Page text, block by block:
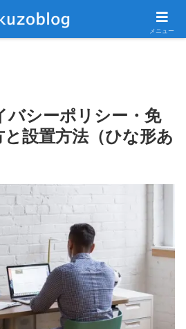
広告が含まれています
バシーポリシー・免
設置方法（ひな形あ
メニュー